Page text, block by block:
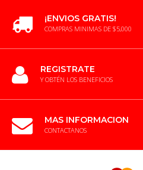
¡ENVIOS GRATIS!
COMPRAS MINIMAS DE $5,000
REGISTRATE
Y OBTÉN LOS BENEFICIOS
MAS INFORMACION
CONTACTANOS